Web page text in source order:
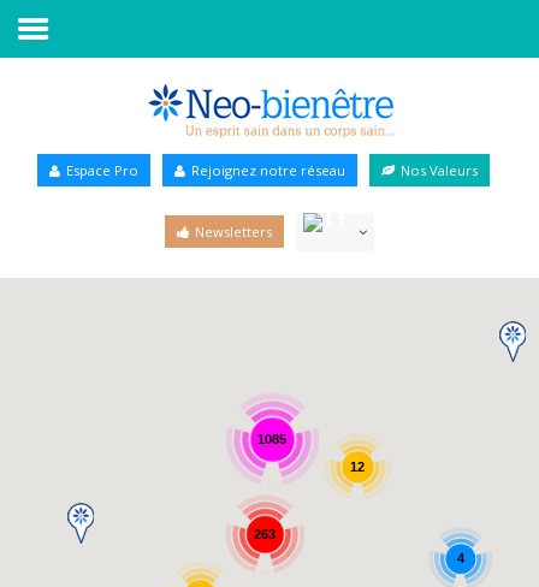
Annuaire Bien-être
Espace Pro Rejoignez notre réseau Nos Valeurs
Newsletters
1085
263
4
12